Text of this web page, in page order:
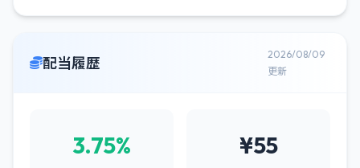
配当履歴
2026/08/09
更新
3.75% ¥55